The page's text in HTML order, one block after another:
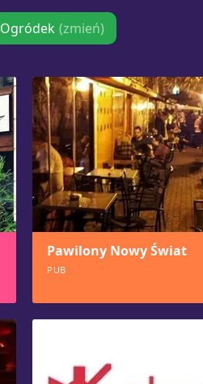
Ogródek
Pawilony Nowy Świat
PUB